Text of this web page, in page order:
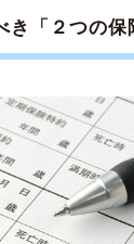
組合
解説！②【年
て、プラスア
型確定拠出
き「２つの保